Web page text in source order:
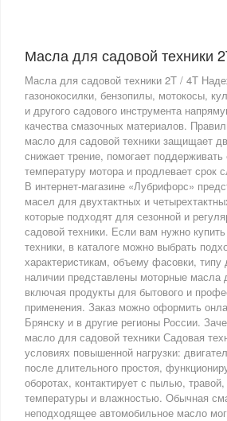
Масла для садовой техники
Масла для садовой техники 2T / 4T
газонокосилки, бензопилы, мотокосы,
и другого садового инструмента
качества смазочных материалов.
масло для садовой техники защищает
снижает трение, помогает
температуру мотора и продлевает срок
В интернет-магазине «Лубрифорс»
масел для двухтактных и
которые подходят для сезонной и
садовой техники. Если вам нужно
техники, в каталоге можно выбрать
характеристикам, объему фасовки, типу
наличии представлены моторные масла
включая продукты для бытового и
применения. Заказ можно оформить
Брянску и в другие регионы России.
масло для садовой техники Садовая
условиях повышенной нагрузки:
после длительного простоя,
оборотах, контактирует с пылью,
температуры и влажностью. Обычная
неподходящее автомобильное масло